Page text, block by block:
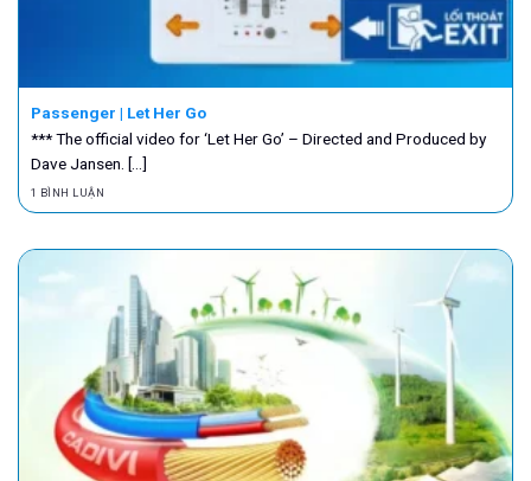
Passenger | Let Her Go
*** The official video for ‘Let Her Go’ – Directed and Produced by
Dave Jansen. [...]
1 BÌNH LUẬN